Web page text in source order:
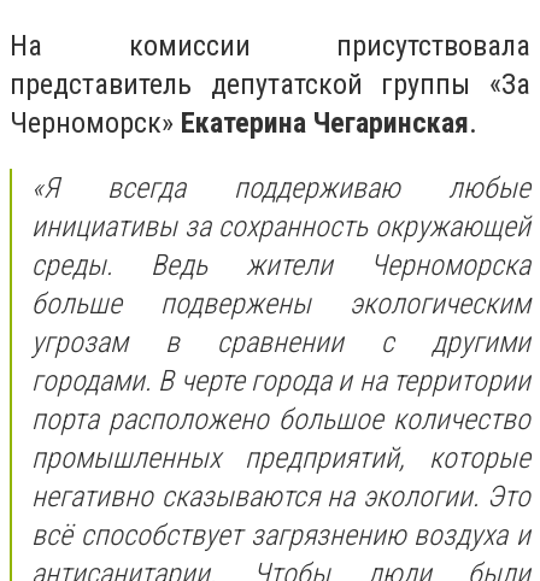
На комиссии присутствовала
представитель депутатской группы «За
Черноморск» Екатерина Чегаринская.
«Я всегда поддерживаю любые
инициативы за сохранность окружающей
среды. Ведь жители Черноморска
больше подвержены экологическим
угрозам в сравнении с другими
городами. В черте города и на территории
порта расположено большое количество
промышленных предприятий, которые
негативно сказываются на экологии. Это
всё способствует загрязнению воздуха и
антисанитарии. Чтобы люди были